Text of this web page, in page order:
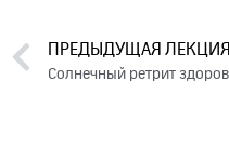
ПРЕДЫДУЩАЯ ЛЕКЦИЯ